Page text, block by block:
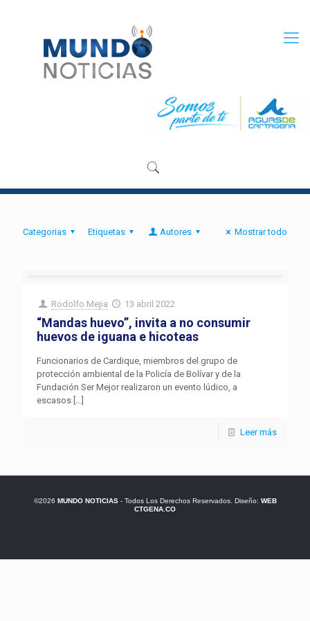
Categorias Etiquetas Autores Mostrar todo
Rodolfo Mejia 13 abril 2022
“Mandas huevo”, invita a no consumir
huevos de iguana e hicoteas
Funcionarios de Cardique, miembros del grupo de
protección ambiental de la Policía de Bolívar y de la
Fundación Ser Mejor realizaron un evento lúdico, a
escasos […]
Leer más
©2026 MUNDO NOTICIAS- Todos Los Derechos Reservados. Diseño: WEB
CTGENA.CO